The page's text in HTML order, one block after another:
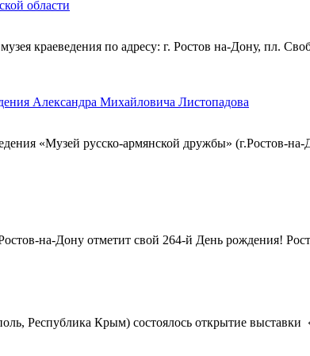
области
краеведения по адресу: г. Ростов на-Дону, пл.
Александра Михайловича Листопадова
«Музей русско-армянской дружбы» (г.Ростов-
на-Дону отметит свой 264-й День рождения!
Республика Крым) состоялось открытие